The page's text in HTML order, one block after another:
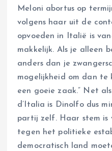
Meloni abortus op
volgens haar uit de
opvoeden in Italië is
makkelijk. Als je alleen
anders dan je
mogelijkheid om dan te
een goeie zaak.” Net
d’Italia is Dinolfo dus
partij zelf. Haar stem is
tegen het politieke
democratisch land